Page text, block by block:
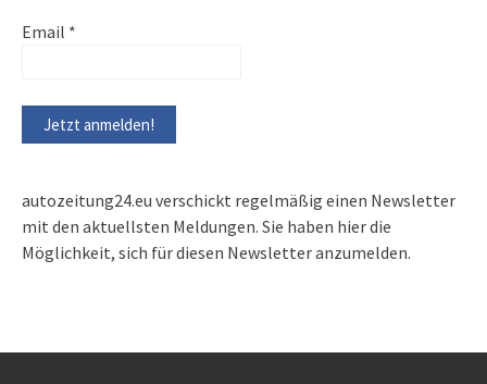
Email *
autozeitung24.eu verschickt regelmäßig einen Newsletter
mit den aktuellsten Meldungen. Sie haben hier die
Möglichkeit, sich für diesen Newsletter anzumelden.